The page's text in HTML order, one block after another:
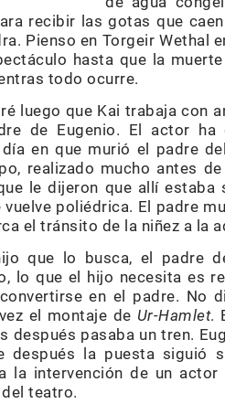
recibir las gotas que
Pienso en Torgeir Wethal
hasta que la
todo ocurre.
luego que Kai trabaja con
de Eugenio. El actor
en que murió el padre
realizado mucho antes
le dijeron que allí
poliédrica. El padre
el tránsito de la niñez a la
que lo busca, el padre
lo que el hijo necesita es
en el padre. No
el montaje de Ur-Hamlet.
después pasaba un tren.
después la puesta
la intervención de un
teatro.